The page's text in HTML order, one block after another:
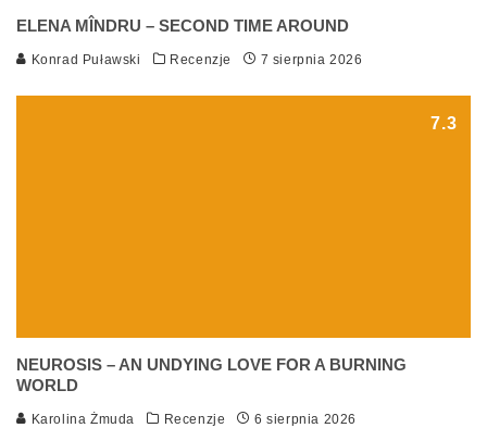
ELENA MÎNDRU – SECOND TIME AROUND
Konrad Puławski Recenzje 7 sierpnia 2026
7.3
NEUROSIS – AN UNDYING LOVE FOR A BURNING
WORLD
Karolina Żmuda Recenzje 6 sierpnia 2026